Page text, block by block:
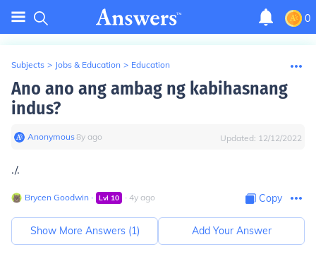
0
Subjects > Jobs & Education > Education
Ano ano ang ambag ng kabihasnang
indus?
Anonymous∙8y ago Updated: 12/12/2022
./.
Brycen Goodwin ∙ Lvl 10 ∙ 4y ago Copy
Show More Answers (1) Add Your Answer